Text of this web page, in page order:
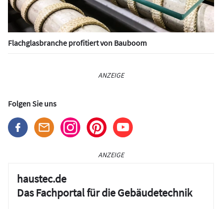
Flachglasbranche profitiert von Bauboom
ANZEIGE
Folgen Sie uns
ANZEIGE
haustec.de
Das Fachportal für die Gebäudetechnik